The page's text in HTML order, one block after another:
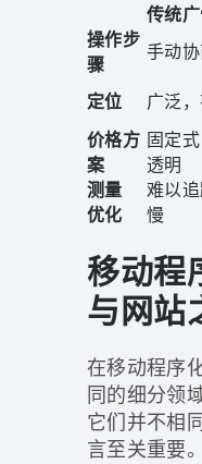
传统
操作步
骤
手动
定位 广泛
价格方
案
固定
透明
测量
难以
优化
慢
移动程
与网站
在移动程序
同的细分领
它们并不相
言至关重要